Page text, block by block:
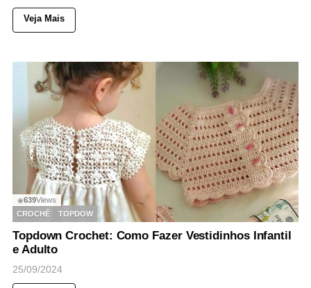
Veja Mais
◉639Views
CROCHÊ
TOPDOW
Topdown Crochet: Como Fazer Vestidinhos Infantil
e Adulto
25/09/2024